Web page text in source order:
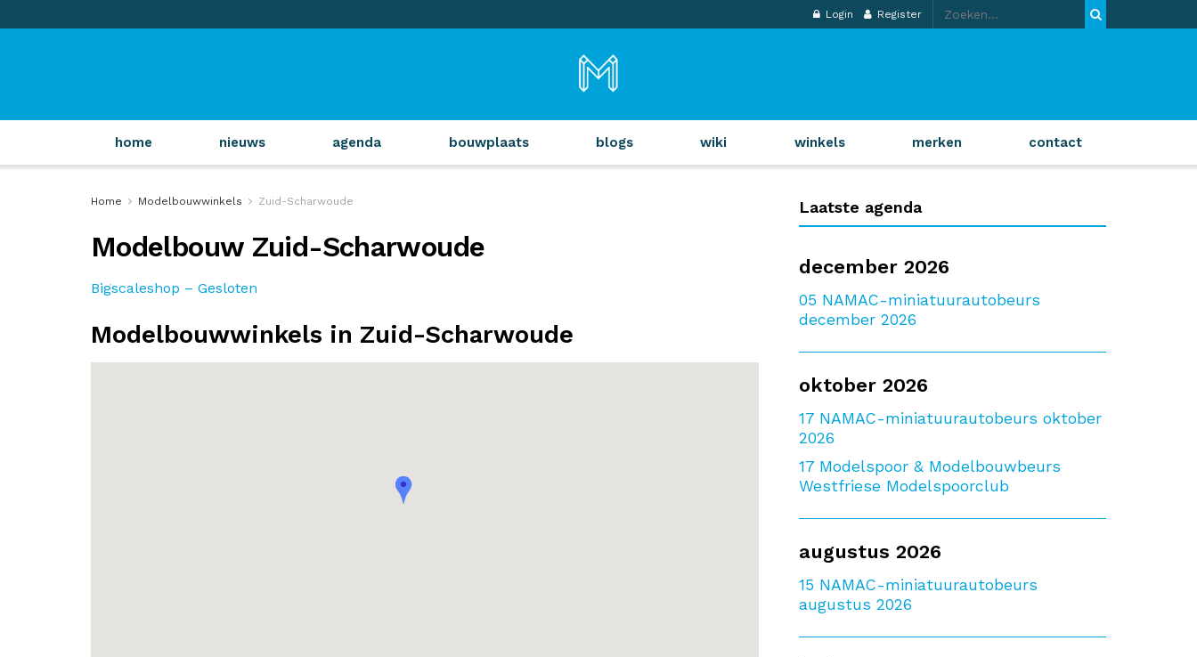
Login Register
home nieuws agenda bouwplaats blogs wiki winkels merken contact
Home Modelbouwwinkels Zuid-Scharwoude
Modelbouw Zuid-Scharwoude
Bigscaleshop – Gesloten
Modelbouwwinkels in Zuid-Scharwoude
Laatste agenda
december 2026
05 NAMAC-miniatuurautobeurs
december 2026
oktober 2026
17 NAMAC-miniatuurautobeurs oktober
2026
17 Modelspoor & Modelbouwbeurs
Westfriese Modelspoorclub
augustus 2026
15 NAMAC-miniatuurautobeurs
augustus 2026